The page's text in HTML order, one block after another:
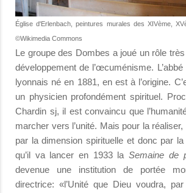
Église d'Erlenbach, peintures murales des XIVème,
©Wikimedia Commons
Le groupe des Dombes a joué un rôle
développement de l’œcuménisme.
lyonnais né en 1881, en est à l’origine.
un physicien profondément spirituel.
Chardin sj, il est convaincu que
marcher vers l’unité. Mais pour la
par la dimension spirituelle et donc par la
qu’il va lancer en 1933 laSemaine de
devenue une institution de portée
directrice: «l’Unité que Dieu voudra,